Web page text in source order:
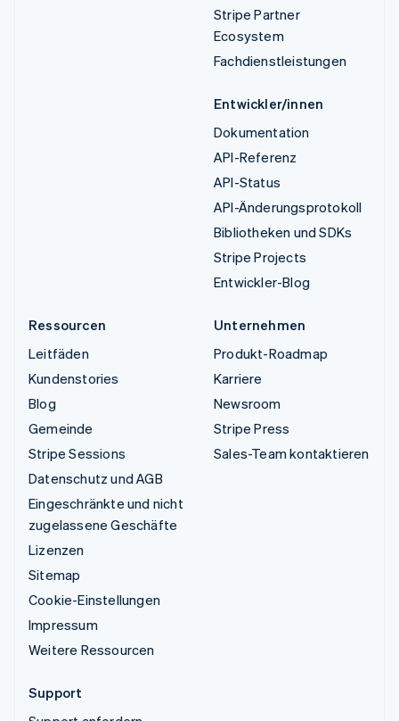
Stripe Partner
Ecosystem
Fachdienstleistungen
Entwickler/innen
Dokumentation
API-Referenz
API-Status
API-Änderungsprotokoll
Bibliotheken und SDKs
Stripe Projects
Entwickler-Blog
Ressourcen
Leitfäden
Kundenstories
Blog
Gemeinde
Stripe Sessions
Datenschutz und AGB
Eingeschränkte und nicht
zugelassene Geschäfte
Lizenzen
Sitemap
Cookie-Einstellungen
Impressum
Weitere Ressourcen
Unternehmen
Produkt-Roadmap
Karriere
Newsroom
Stripe Press
Sales-Team kontaktieren
Support